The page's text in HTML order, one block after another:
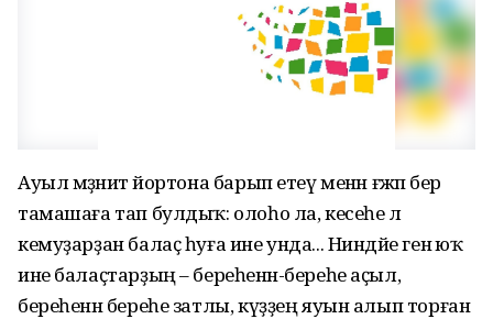
Ауыл мәҙәниәт йортона барып етеү менән ғәжәп бер
тамашаға тап булдыҡ: олоһо ла, кесеһе лә
кемуҙарҙан балаҫ һуға ине унда... Ниндәйе генә юҡ
ине балаҫтарҙың – береһенән-береһе аҫыл,
береһенән береһе затлы, күҙҙең яуын алып торған